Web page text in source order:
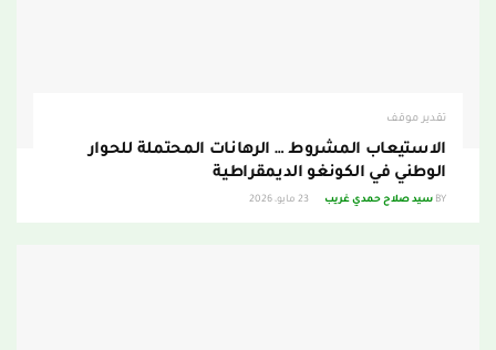
تقدير موقف
الاستيعاب المشروط … الرهانات المحتملة للحوار
الوطني في الكونغو الديمقراطية
BY سيد صلاح حمدي غريب